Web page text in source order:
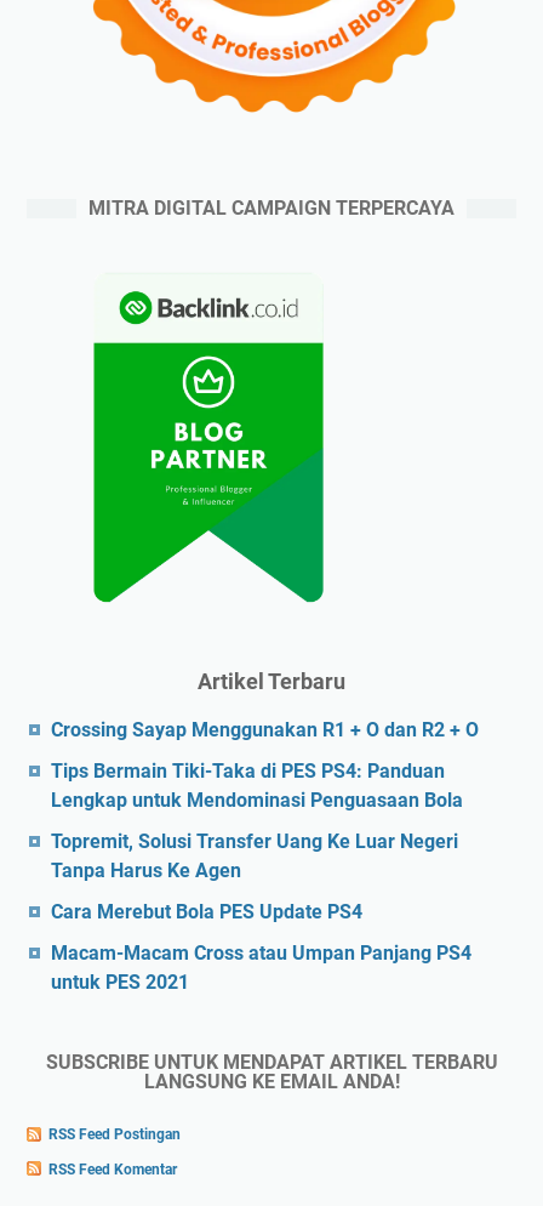
MITRA DIGITAL CAMPAIGN TERPERCAYA
Artikel Terbaru
Crossing Sayap Menggunakan R1 + O dan R2 + O
Tips Bermain Tiki-Taka di PES PS4: Panduan
Lengkap untuk Mendominasi Penguasaan Bola
Topremit, Solusi Transfer Uang Ke Luar Negeri
Tanpa Harus Ke Agen
Cara Merebut Bola PES Update PS4
Macam-Macam Cross atau Umpan Panjang PS4
untuk PES 2021
SUBSCRIBE UNTUK MENDAPAT ARTIKEL TERBARU
LANGSUNG KE EMAIL ANDA!
RSS Feed Postingan
RSS Feed Komentar